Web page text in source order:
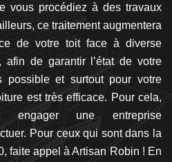
vous procédiez à des travaux
ce traitement augmentera
de votre toit face à diverse
afin de garantir l’état de votre
possible et surtout pour votre
est très efficace. Pour cela,
engager une entreprise
Pour ceux qui sont dans la
faite appel à Artisan Robin ! En